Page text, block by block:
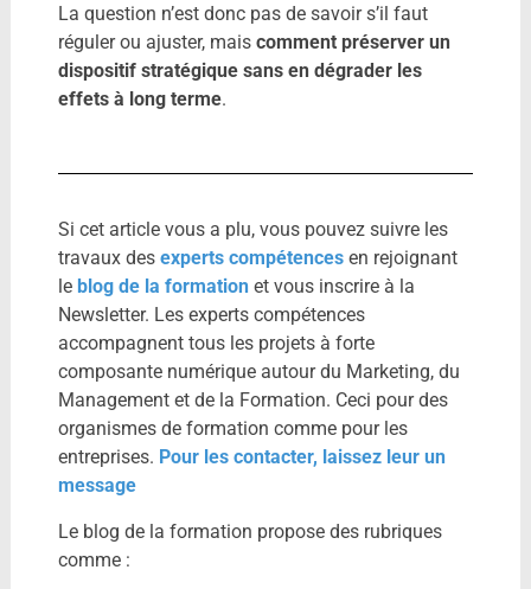
La question n’est donc pas de savoir s’il faut
réguler ou ajuster, mais comment préserver un
dispositif stratégique sans en dégrader les
effets à long terme.
Si cet article vous a plu, vous pouvez suivre les
travaux des experts compétencesen rejoignant
le blog de la formation et vous inscrire à la
Newsletter. Les experts compétences
accompagnent tous les projets à forte
composante numérique autour du Marketing, du
Management et de la Formation. Ceci pour des
organismes de formation comme pour les
entreprises. Pour les contacter, laissez leur un
message
Le blog de la formation propose des rubriques
comme :